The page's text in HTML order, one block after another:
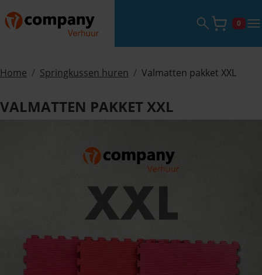
Zoekveld0
Home Springkussen huren Valmatten pakket XXL
VALMATTEN PAKKET XXL